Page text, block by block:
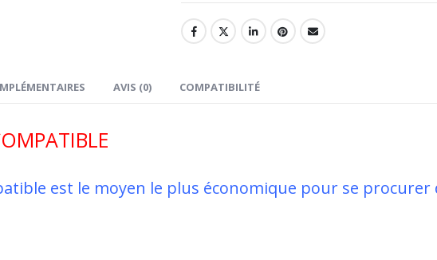
AVIS (0) COMPATIBILITÉ
est le moyen le plus économique pour se